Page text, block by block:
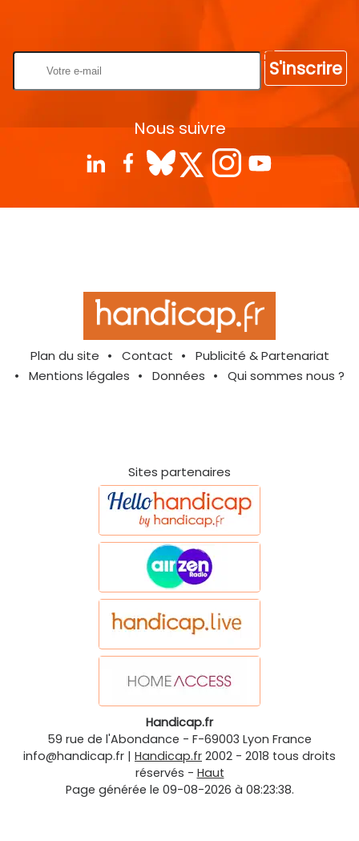
S'inscrire
Nous suivre
Plan du site Contact
Publicité & Partenariat
Mentions légales
Données Qui sommes nous ?
Sites partenaires
Handicap.fr
59 rue de l'Abondance - F-69003 Lyon France
info@handicap.fr | Handicap.fr 2002 - 2018 tous droits
réservés - Haut
Page générée le 09-08-2026 à 08:23:38.